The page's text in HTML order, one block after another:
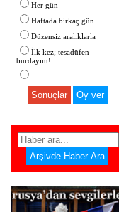
Her gün
Haftada birkaç gün
Düzensiz aralıklarla
İlk kez; tesadüfen
burdayım!
Sonuçlar